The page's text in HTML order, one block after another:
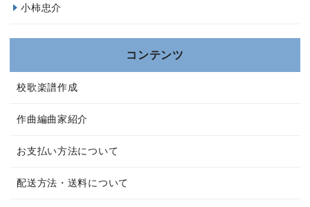
小柿忠介
コンテンツ
校歌楽譜作成
作曲編曲家紹介
お支払い方法について
配送方法・送料について